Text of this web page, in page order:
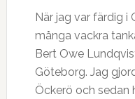
När jag var färdig i
många vackra
Bert Owe
Göteborg. Jag
Öckerö och sedan